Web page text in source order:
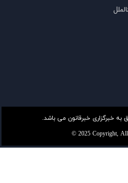
خبرگزاری خبرقانون می باشد.
© 2025 Copyright, All